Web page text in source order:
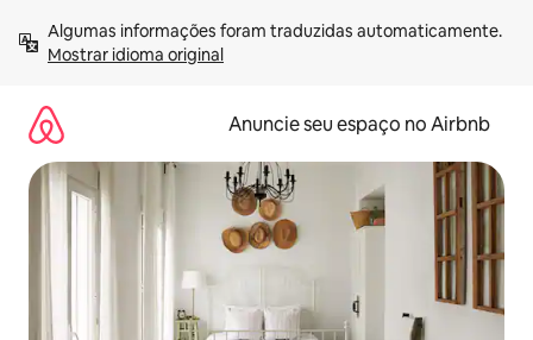
para
Mostrar idioma original
Anuncie seu espaço no Airbnb